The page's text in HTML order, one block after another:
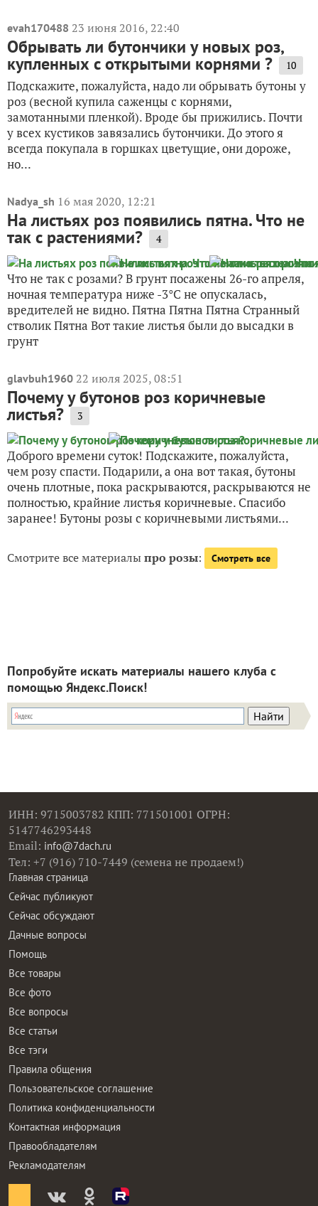
evah170488 23 июня 2016, 22:40
Обрывать ли бутончики у новых роз,
купленных с открытыми корнями ? 10
Подскажите, пожалуйста, надо ли обрывать бутоны у
роз (весной купила саженцы с корнями,
замотанными пленкой). Вроде бы прижились. Почти
у всех кустиков завязались бутончики. До этого я
всегда покупала в горшках цветущие, они дороже,
но...
Nadya_sh 16 мая 2020, 12:21
На листьях роз появились пятна. Что не
так с растениями? 4
Что не так с розами? В грунт посажены 26-го апреля,
ночная температура ниже -3°С не опускалась,
вредителей не видно. Пятна Пятна Пятна Странный
стволик Пятна Вот такие листья были до высадки в
грунт
glavbuh1960 22 июля 2025, 08:51
Почему у бутонов роз коричневые
листья? 3
Доброго времени суток! Подскажите, пожалуйста,
чем розу спасти. Подарили, а она вот такая, бутоны
очень плотные, пока раскрываются, раскрываются не
полностью, крайние листья коричневые. Спасибо
заранее! Бутоны розы с коричневыми листьями...
Смотрите все материалыпро розы: Смотреть все
Попробуйте искать материалы нашего клуба с
помощью Яндекс.Поиск!
ИНН: 9715003782 КПП: 771501001 ОГРН:
5147746293448
Email: info@7dach.ru
Тел: +7 (916) 710-7449 (семена не продаем!)
Главная страница
Сейчас публикуют
Сейчас обсуждают
Дачные вопросы
Помощь
Все товары
Все фото
Все вопросы
Все статьи
Все тэги
Правила общения
Пользовательское соглашение
Политика конфиденциальности
Контактная информация
Правообладателям
Рекламодателям